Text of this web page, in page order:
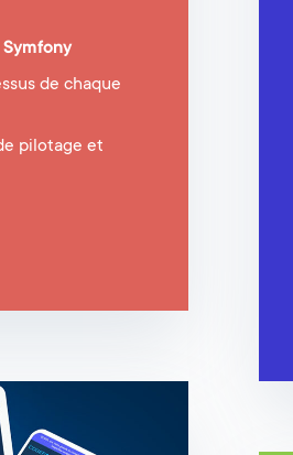
Symfony
de chaque
pilotage et